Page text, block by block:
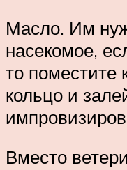
Масло. Им
насекомое,
то поместите
кольцо и
Вместо